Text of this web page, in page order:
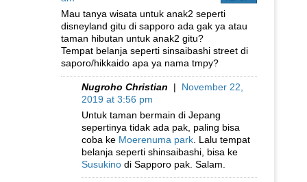
Mau tanya wisata untuk anak2 seperti
disneyland gitu di sapporo ada gak ya atau
taman hibutan untuk anak2 gitu?
Tempat belanja seperti sinsaibashi street di
saporo/hikkaido apa ya nama tmpy?
Nugroho Christian | November 22,
2019 at 3:56 pm
Untuk taman bermain di Jepang
sepertinya tidak ada pak, paling bisa
coba ke Moerenuma park . Lalu tempat
belanja seperti shinsaibashi, bisa ke
Susukino di Sapporo pak. Salam.